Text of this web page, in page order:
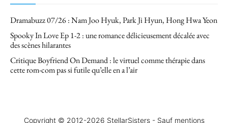
Dramabuzz 07/26 : Nam Joo Hyuk, Park Ji Hyun, Hong Hwa Yeon
Spooky In Love Ep 1-2 : une romance délicieusement décalée avec
des scènes hilarantes
Critique Boyfriend On Demand : le virtuel comme thérapie dans
cette rom-com pas si futile qu’elle en a l’air
Copyright © 2012-2026 StellarSisters - Sauf mentions